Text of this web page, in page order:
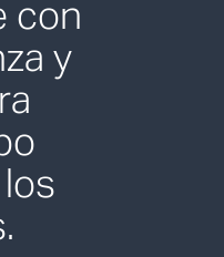
con
y